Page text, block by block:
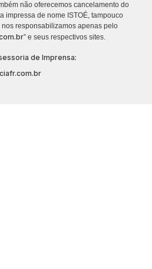
não oferecemos cancelamento do
impressa de nome ISTOÉ, tampouco
responsabilizamos apenas pelo
” e seus respectivos sites.
de Imprensa: